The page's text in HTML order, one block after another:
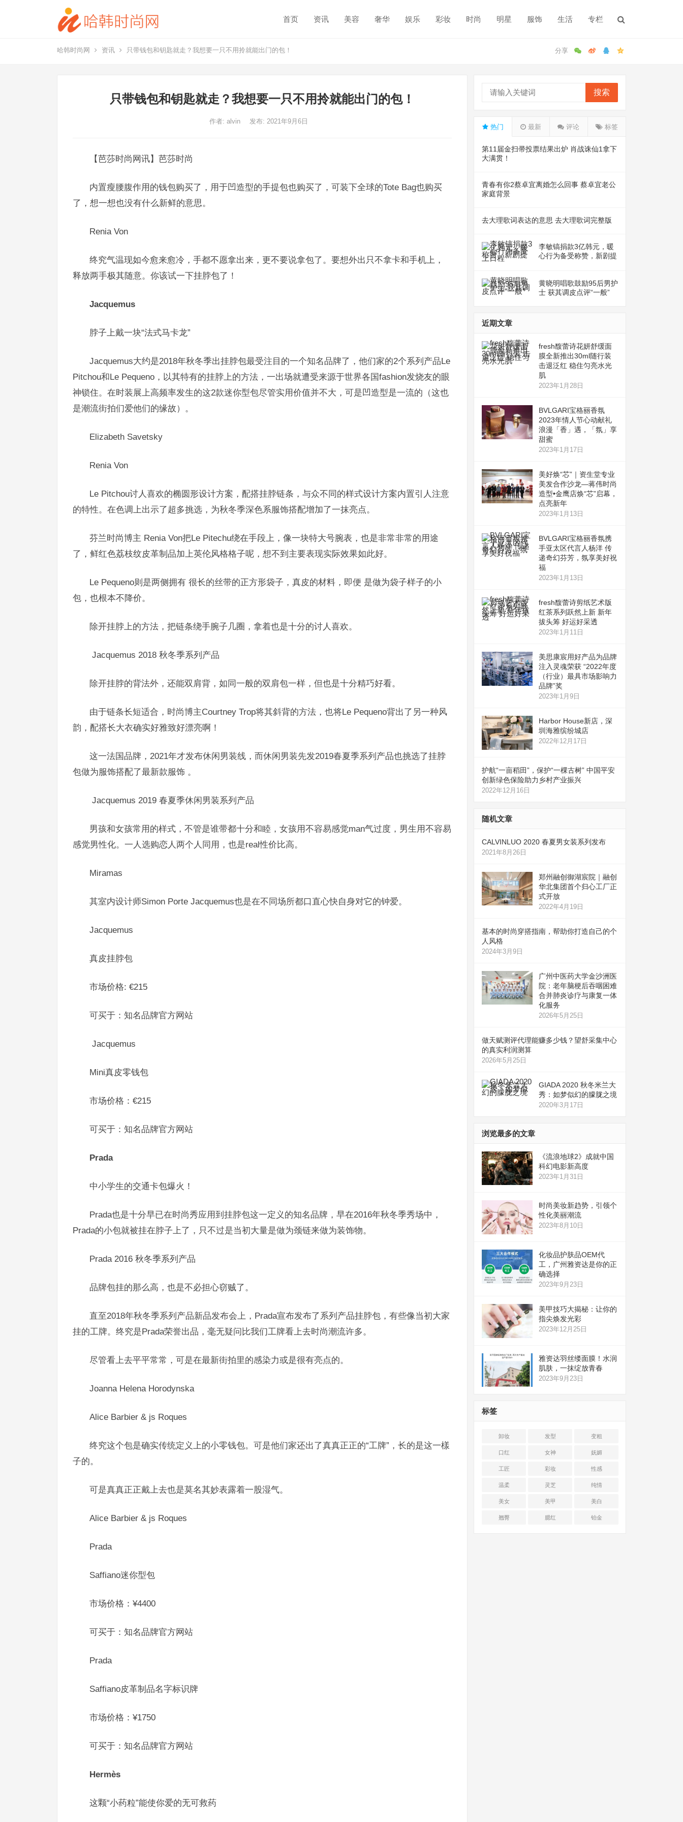
首页 资讯 美容 奢华 娱乐 彩妆 时尚 明星 服饰 生活 专栏
哈韩时尚网 资讯 只带钱包和钥匙就走？我想要一只不用拎就能出门的包！
只带钱包和钥匙就走？我想要一只不用拎就能出门的包！
作者: alvin 发布: 2021年9月6日
【芭莎时尚网讯】芭莎时尚
内置瘦腰腹作用的钱包购买了，用于凹造型的手提包也购买了，可装下全球的Tote Bag也购买
了，想一想也没有什么新鲜的意思。
Renia Von
终究气温现如今愈来愈冷，手都不愿拿出来，更不要说拿包了。要想外出只不拿卡和手机上，
释放两手极其随意。 你该试一下挂脖包了！
Jacquemus
脖子上戴一块“法式马卡龙”
Jacquemus大约是2018年秋冬季出挂脖包最受注目的一个知名品牌了，他们家的2个系列产品Le
Pitchou和Le Pequeno，以其特有的挂脖上的方法，一出场就遭受来源于世界各国fashion发烧友的眼
神锁住。在时装展上高频率发生的这2款迷你型包尽管实用价值并不大，可是凹造型是一流的（这也
是潮流街拍们爱他们的缘故）。
Elizabeth Savetsky
Renia Von
Le Pitchou讨人喜欢的椭圆形设计方案，配搭挂脖链条，与众不同的样式设计方案内置引人注意
的特性。在色调上出示了超多挑选，为秋冬季深色系服饰搭配增加了一抹亮点。
芬兰时尚博主 Renia Von把Le Pitechu绕在手段上，像一块特大号腕表，也是非常非常的用途
了，鲜红色荔枝纹皮革制品加上英伦风格格子呢，想不到主要表现实际效果如此好。
Le Pequeno则是两侧拥有 很长的丝带的正方形袋子，真皮的材料，即便 是做为袋子样子的小
包，也根本不降价。
除开挂脖上的方法，把链条绕手腕子几圈，拿着也是十分的讨人喜欢。
Jacquemus 2018 秋冬季系列产品
除开挂脖的背法外，还能双肩背，如同一般的双肩包一样，但也是十分精巧好看。
由于链条长短适合，时尚博主Courtney Trop将其斜背的方法，也将Le Pequeno背出了另一种风
韵，配搭长大衣确实好雅致好漂亮啊！
这一法国品牌，2021年才发布休闲男装线，而休闲男装先发2019春夏季系列产品也挑选了挂脖
包做为服饰搭配了最新款服饰 。
Jacquemus 2019 春夏季休闲男装系列产品
男孩和女孩常用的样式，不管是谁带都十分和睦，女孩用不容易感觉man气过度，男生用不容易
感觉男性化。一人选购恋人两个人同用，也是real性价比高。
Miramas
其室内设计师Simon Porte Jacquemus也是在不同场所都口直心快自身对它的钟爱。
Jacquemus
真皮挂脖包
市场价格: €215
可买于：知名品牌官方网站
Jacquemus
Mini真皮零钱包
市场价格：€215
可买于：知名品牌官方网站
Prada
中小学生的交通卡包爆火！
Prada也是十分早已在时尚秀应用到挂脖包这一定义的知名品牌，早在2016年秋冬季秀场中，
Prada的小包就被挂在脖子上了，只不过是当初大量是做为颈链来做为装饰物。
Prada 2016 秋冬季系列产品
品牌包挂的那么高，也是不必担心窃贼了。
直至2018年秋冬季系列产品新品发布会上，Prada宣布发布了系列产品挂脖包，有些像当初大家
挂的工牌。终究是Prada荣誉出品，毫无疑问比我们工牌看上去时尚潮流许多。
尽管看上去平平常常，可是在最新街拍里的感染力或是很有亮点的。
Joanna Helena Horodynska
Alice Barbier & js Roques
终究这个包是确实传统定义上的小零钱包。可是他们家还出了真真正正的“工牌”，长的是这一樣
子的。
可是真真正正戴上去也是莫名其妙表露着一股湿气。
Alice Barbier & js Roques
Prada
Saffiano迷你型包
市场价格：¥4400
可买于：知名品牌官方网站
Prada
Saffiano皮革制品名字标识牌
市场价格：¥1750
可买于：知名品牌官方网站
Hermès
这颗“小药粒”能使你爱的无可救药
搜索
热门 最新 评论 标签
第11届金扫帚投票结果出炉 肖战诛仙1拿下
大满贯！
青春有你2蔡卓宜离婚怎么回事 蔡卓宜老公
家庭背景
去大理歌词表达的意思 去大理歌词完整版
李敏镐捐款3亿韩元，暖
心行为备受称赞，新剧提
黄晓明唱歌鼓励95后男护
士 获其调皮点评“一般”
近期文章
fresh馥蕾诗花妍舒缓面
膜全新推出30ml随行装
击退泛红 稳住匀亮水光
肌
2023年1月28日
BVLGARI宝格丽香氛
2023年情人节心动献礼
浪漫「香」遇，「氛」享
甜蜜
2023年1月17日
美好焕“芯”｜资生堂专业
美发合作沙龙—蒋伟时尚
造型•金鹰店焕“芯”启幕，
点亮新年
2023年1月13日
BVLGARI宝格丽香氛携
手亚太区代言人杨洋 传
递奇幻芬芳，氛享美好祝
福
2023年1月13日
fresh馥蕾诗剪纸艺术版
红茶系列跃然上新 新年
拔头筹 好运好采透
2023年1月11日
美思康宸用好产品为品牌
注入灵魂荣获 “2022年度
（行业）最具市场影响力
品牌”奖
2023年1月9日
Harbor House新店，深
圳海雅缤纷城店
2022年12月17日
护航“一亩稻田”，保护“一棵古树” 中国平安
创新绿色保险助力乡村产业振兴
2022年12月16日
随机文章
CALVINLUO 2020 春夏男女装系列发布
2021年8月26日
郑州融创御湖宸院｜融创
华北集团首个归心工厂正
式开放
2022年4月19日
基本的时尚穿搭指南，帮助你打造自己的个
人风格
2024年3月9日
广州中医药大学金沙洲医
院：老年脑梗后吞咽困难
合并肺炎诊疗与康复一体
化服务
2026年5月25日
做天赋测评代理能赚多少钱？望舒采集中心
的真实利润测算
2026年5月25日
GIADA 2020 秋冬米兰大
秀：如梦似幻的朦胧之境
2020年3月17日
浏览最多的文章
《流浪地球2》成就中国
科幻电影新高度
2023年1月31日
时尚美妆新趋势，引领个
性化美丽潮流
2023年8月10日
化妆品护肤品OEM代
工，广州雅资达是你的正
确选择
2023年9月23日
美甲技巧大揭秘：让你的
指尖焕发光彩
2023年12月25日
雅资达羽丝缕面膜！水润
肌肤，一抹绽放青春
2023年9月23日
标签
卸妆 发型 变粗
口红 女神 妩媚
工匠 彩妆 性感
温柔 灵芝 纯情
美女 美甲 美白
翘臀 腮红 铂金